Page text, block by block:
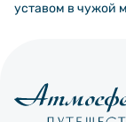
уставом в чужой